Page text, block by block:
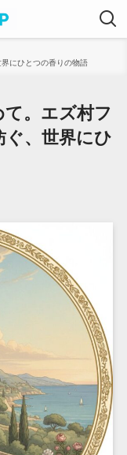
にひとつの香りの物語
。エズ村フ
ぐ、世界にひ